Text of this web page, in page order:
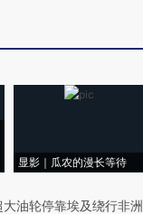
显影｜瓜农的漫长等待
油轮停靠埃及绕行非洲